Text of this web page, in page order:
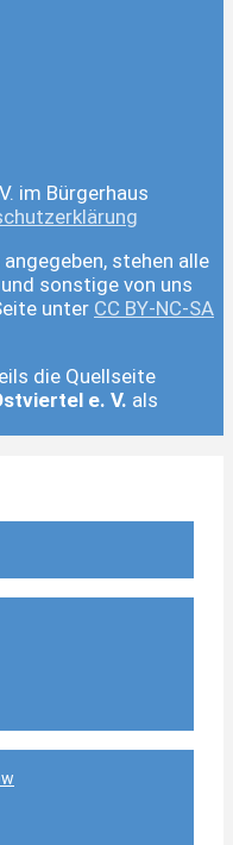
im Bürgerhaus
stehen alle
sonstige von uns
unter CC BY-NC-SA
die Quellseite
e. V. als